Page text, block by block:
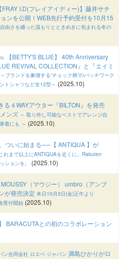
FRAY I.D(フレイアイディー)】藤井サチ
ンを公開！WEB先行予約受付を10月15
由さを纏った温もりとときめきに包まれる冬の
【BETTY'S BLUE】 40th Anniversary
REVIVAL COLLECTION』と『エイミ
～ブランドを象徴する“チェック柄”のパッチワーク
トシャツなど全12型～ (2025.10)
る４WAYアウター『BILTON』を発売
ンズ ～ 取り外し可能なベストでアレンジ自
着にも ～ (2025.10)
ついに始まる──【 ANTIQUA 】が
これまで以上にANTIQUAを近くに。Rakuten
ョンを。
(2025.10)
MOUSSY（マウジー） umbro（アンブ
が発売決定 本日10月3日(金)正午より
受付開始 (2025.10)
BARACUTAとの初のコラボレーション
ン合同会社 ロエベ ジャパン 満島ひかりがロ